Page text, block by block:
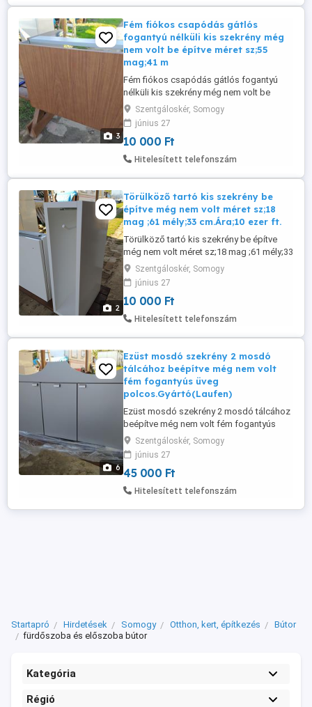
3
Fém fiókos csapódás gátlós
fogantyú nélküli kis szekrény még
nem volt be építve méret sz;55
mag;41 m
Fém fiókos csapódás gátlós fogantyú
nélküli kis szekrény még nem volt be
építve méret sz;55 mag;41 mély 45 cm 10
ezer ft.
Szentgáloskér, Somogy
június 27
10 000 Ft
Hitelesített telefonszám
2
Törülköző tartó kis szekrény be
építve még nem volt méret sz;18
mag ;61 mély;33 cm.Ára;10 ezer ft.
Törülköző tartó kis szekrény be építve
még nem volt méret sz;18 mag ;61 mély;33
cm.Ára;10 ezer ft.
Szentgáloskér, Somogy
június 27
10 000 Ft
Hitelesített telefonszám
6
Ezüst mosdó szekrény 2 mosdó
tálcához beépítve még nem volt
fém fogantyús üveg
polcos.Gyártó(Laufen)
Ezüst mosdó szekrény 2 mosdó tálcához
beépítve még nem volt fém fogantyús
üveg polcos.Gyártó(Laufen) méret sz;130
mag;72 mély;35 cm.Ára;45 ezer ft.
Szentgáloskér, Somogy
június 27
45 000 Ft
Hitelesített telefonszám
Startapró Hirdetések Somogy Otthon, kert, építkezés
Bútor
fürdőszoba és előszoba bútor
Kategória
Régió